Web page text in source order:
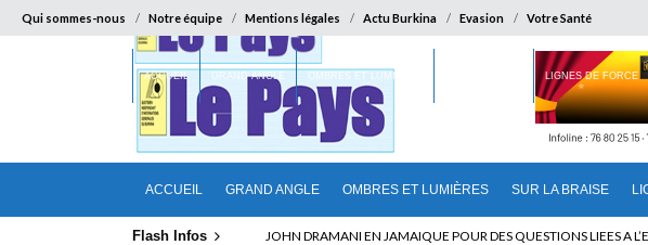
Qui sommes-nous Notre équipe Mentions légales Actu Burkina Evasion Votre Santé
ACCUEIL GRAND ANGLE OMBRES ET LUMIÈRES SUR LA BRAISE
ACCUEIL GRAND ANGLE OMBRES ET LUMIÈRES LIGNES DE FORCE
Flash Infos ELECTION DE TALON A LA TETE DU SENAT BENINOIS : Quand